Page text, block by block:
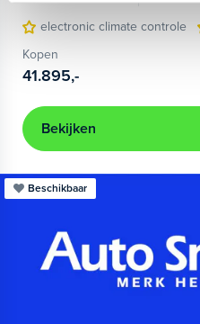
electronic climate controle
Kopen
41.895,-
Bekijken
Beschikbaar